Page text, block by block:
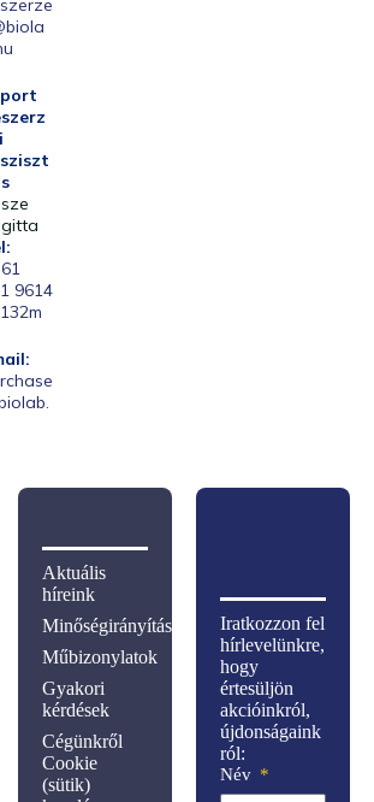
9614
Iratkozzon fel
hírlevelünkre,
hogy
értesüljön
akcióinkról,
újdonságaink
ról:
Név
Aktuális
híreink
Minőségirányítás
Műbizonylatok
Gyakori
kérdések
Cégünkről
Cookie
(sütik)